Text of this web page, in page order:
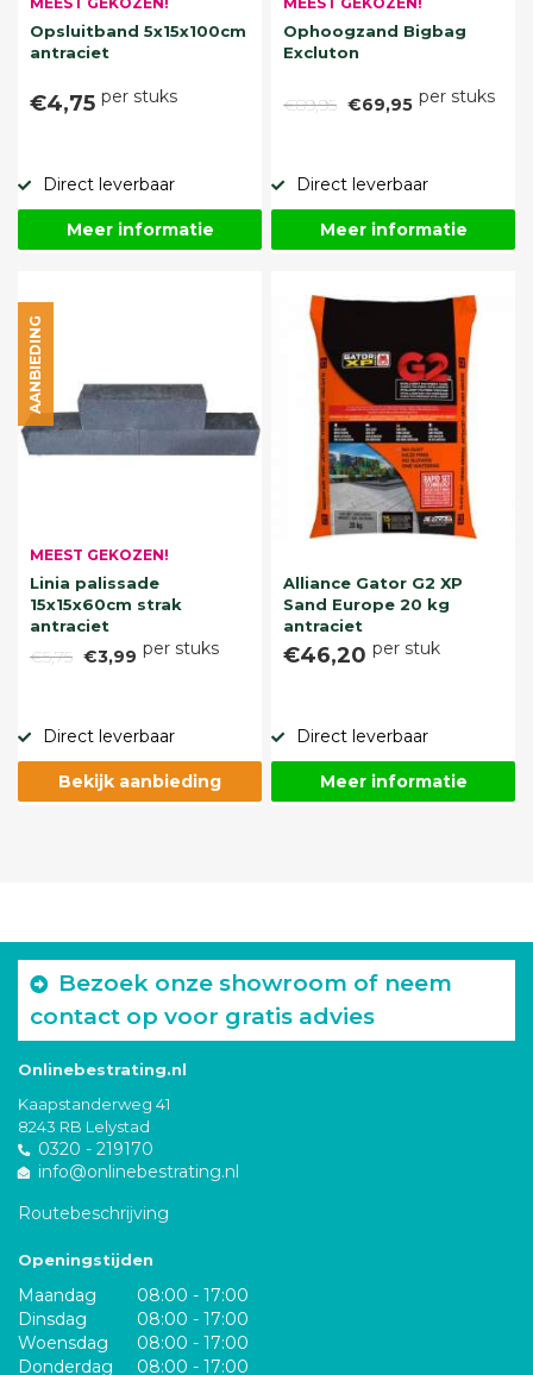
Opsluitband 5x15x100cm
antraciet
€4,75 per stuks
Direct leverbaar
Meer informatie
Ophoogzand Bigbag
Excluton
€89,95 €69,95 per stuks
Direct leverbaar
Meer informatie
MEEST GEKOZEN!
Linia palissade
15x15x60cm strak
antraciet
€5,75 €3,99 per stuks
AANBIEDING
Direct leverbaar
Bekijk aanbieding
Alliance Gator G2 XP
Sand Europe 20 kg
antraciet
€46,20 per stuk
Direct leverbaar
Meer informatie
Bezoek onze showroom of neem
contact op voor gratis advies
Onlinebestrating.nl
Kaapstanderweg 41
8243 RB Lelystad
0320 - 219170
info@onlinebestrating.nl
Routebeschrijving
Openingstijden
Maandag
08:00 - 17:00
Dinsdag
08:00 - 17:00
Woensdag
08:00 - 17:00
Donderdag
08:00 - 17:00